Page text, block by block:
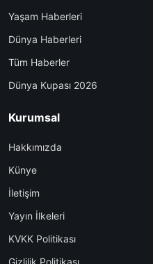
Yaşam Haberleri
Dünya Haberleri
Tüm Haberler
Dünya Kupası 2026
Kurumsal
Hakkımızda
Künye
İletişim
Yayın İlkeleri
KVKK Politikası
Gizlilik Politikası